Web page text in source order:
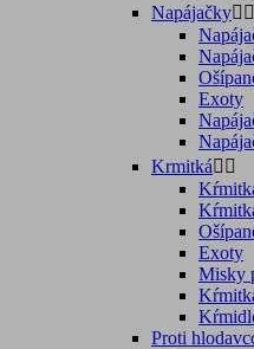
Napájačky 
Exoty
Krmitká 
Exoty
Misky
Proti